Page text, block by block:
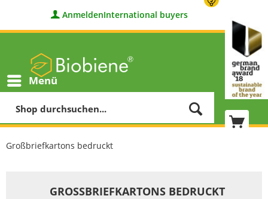
AnmeldenInternational buyers
Menü
Großbriefkartons bedruckt
GROSSBRIEFKARTONS BEDRUCKT